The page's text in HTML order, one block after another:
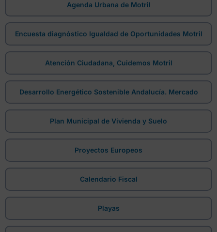
Agenda Urbana de Motril
Encuesta diagnóstico Igualdad de Oportunidades Motril
Atención Ciudadana, Cuidemos Motril
Desarrollo Energético Sostenible Andalucía. Mercado
Plan Municipal de Vivienda y Suelo
Proyectos Europeos
Calendario Fiscal
Playas